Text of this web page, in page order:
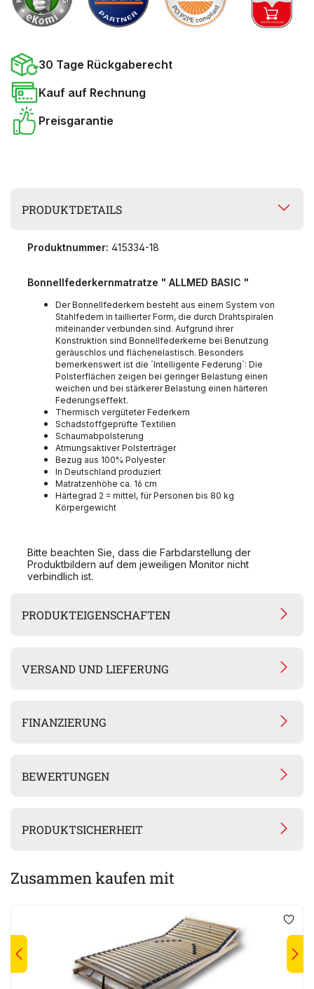
30 Tage Rückgaberecht
Kauf auf Rechnung
Preisgarantie
PRODUKTDETAILS
Produktnummer: 415334-18
Bonnellfederkernmatratze " ALLMED BASIC "
Der Bonnellfederkern besteht aus einem System von
Stahlfedern in taillierter Form, die durch Drahtspiralen
miteinander verbunden sind. Aufgrund ihrer
Konstruktion sind Bonnellfederkerne bei Benutzung
geräuschlos und flächenelastisch. Besonders
bemerkenswert ist die `Intelligente Federung`: Die
Polsterflächen zeigen bei geringer Belastung einen
weichen und bei stärkerer Belastung einen härteren
Federungseffekt.
Thermisch vergüteter Federkern
Schadstoffgeprüfte Textilien
Schaumabpolsterung
Atmungsaktiver Polsterträger
Bezug aus 100% Polyester
In Deutschland produziert
Matratzenhöhe ca. 16 cm
Härtegrad 2 = mittel, für Personen bis 80 kg
Körpergewicht
Bitte beachten Sie, dass die Farbdarstellung der
Produktbildern auf dem jeweiligen Monitor nicht
verbindlich ist.
PRODUKTEIGENSCHAFTEN
VERSAND UND LIEFERUNG
FINANZIERUNG
BEWERTUNGEN
PRODUKTSICHERHEIT
Zusammen kaufen mit